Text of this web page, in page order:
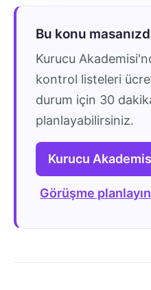
Bu konu
Kurucu
kontrol listeleri
durum için 30
planlayabilirsiniz.
Kurucu
Görüşme planlayın